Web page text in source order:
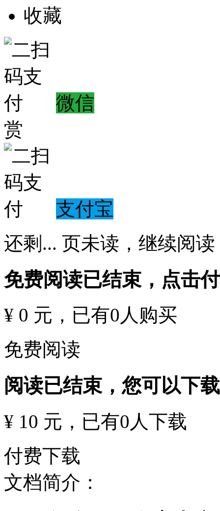
收藏
微信
赏
支付宝
还剩 ... 页未读， 继续阅读
免费阅读已结束，点击
¥ 0 元 ，已有0 人购买
免费阅读
阅读已结束，您可以下
¥ 10 元 ，已有0 人下载
付费下载
文档简介：